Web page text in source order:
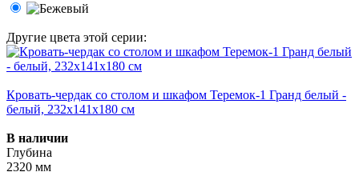
Другие цвета этой серии:
Кровать-чердак со столом и шкафом Теремок-1 Гранд белый -
белый, 232х141х180 см
В наличии
Глубина
2320 мм